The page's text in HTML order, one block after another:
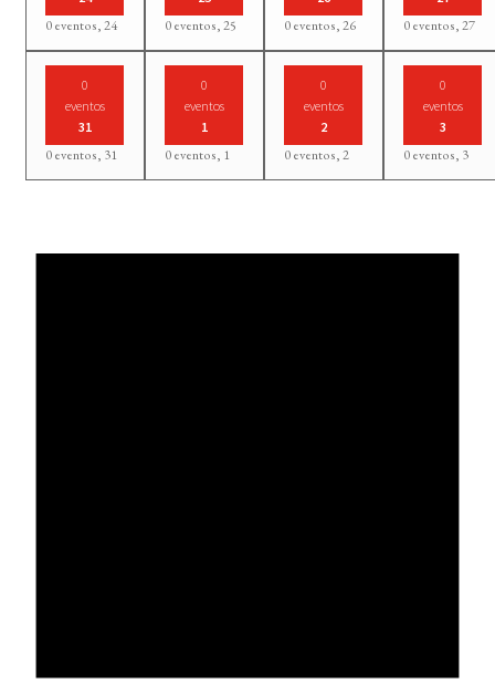
0 eventos,24 0 eventos,25 0 eventos,26 0 eventos,27
0
eventos
31
0 eventos, 31
0
eventos
1
0 eventos, 1
0
eventos
2
0 eventos,2
0
eventos
3
0 eventos, 3